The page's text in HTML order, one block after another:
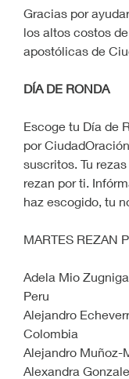
Gracias por
los altos costos
apostólicas de
DÍA DE RONDA
Escoge tu Día de
por
suscritos. Tu
rezan por ti.
haz escogido, tu
MARTES REZAN
Adela Mio
Peru
Alejandro
Colombia
Alejandro Muñoz-
Alexandra